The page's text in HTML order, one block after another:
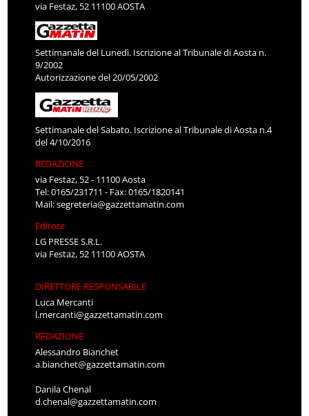
via Festaz, 52 11100 AOSTA
Settimanale del Lunedì. Iscrizione al Tribunale di Aosta n.
9/2002
Autorizzazione del 20/05/2002
Settimanale del Sabato. Iscrizione al Tribunale di Aosta n.4
del 4/10/2016
REDAZIONE
via Festaz, 52 - 11100 Aosta
Tel: 0165/231711 - Fax: 0165/1820141
Mail:segreteria@gazzettamatin.com
Editore
LG PRESSE S.R.L.
via Festaz, 52 11100 AOSTA
DIRETTORE RESPONSABILE
Luca Mercanti
l.mercanti@gazzettamatin.com
REDAZIONE
Alessandro Bianchet
a.bianchet@gazzettamatin.com
Danila Chenal
d.chenal@gazzettamatin.com